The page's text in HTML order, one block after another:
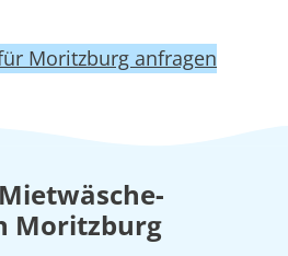
Moritzburg anfragen
Moritzburg